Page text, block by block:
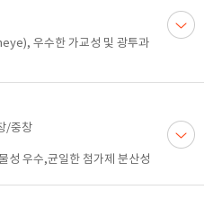
우수한 가교성 및 광투과
/중창
성 우수,균일한 첨가제 분산성